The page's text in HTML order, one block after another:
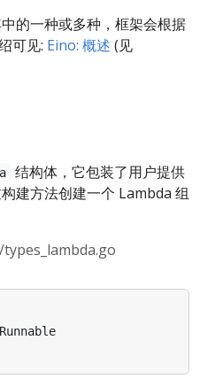
的一种或多种，框架会根据
可见: Eino: 概述 (见
结构体，它包装了用户提供
建方法创建一个 Lambda 组